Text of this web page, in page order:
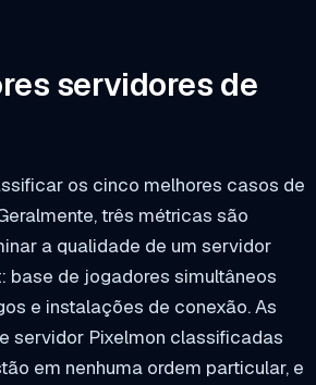
servidores de
os cinco melhores casos de
três métricas são
a qualidade de um servidor
base de jogadores simultâneos
e instalações de conexão. As
servidor Pixelmon classificadas
em nenhuma ordem particular, e